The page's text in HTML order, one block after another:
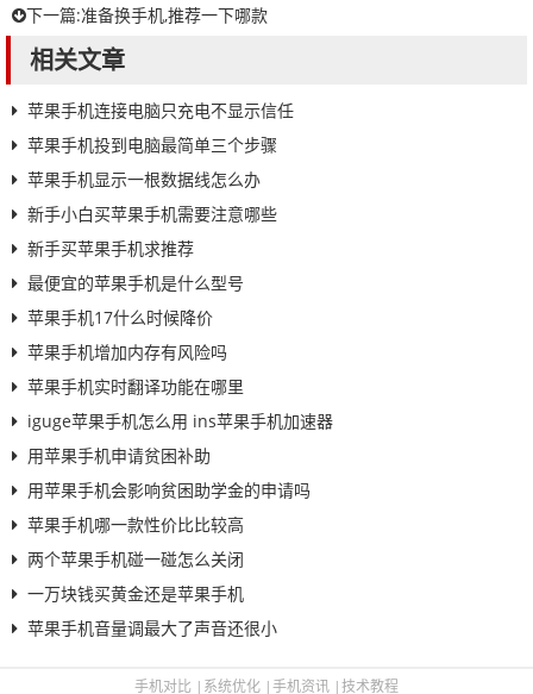
下一篇:准备换手机,推荐一下哪款
相关文章
苹果手机连接电脑只充电不显示信任
苹果手机投到电脑最简单三个步骤
苹果手机显示一根数据线怎么办
新手小白买苹果手机需要注意哪些
新手买苹果手机求推荐
最便宜的苹果手机是什么型号
苹果手机17什么时候降价
苹果手机增加内存有风险吗
苹果手机实时翻译功能在哪里
iguge苹果手机怎么用 ins苹果手机加速器
用苹果手机申请贫困补助
用苹果手机会影响贫困助学金的申请吗
苹果手机哪一款性价比比较高
两个苹果手机碰一碰怎么关闭
一万块钱买黄金还是苹果手机
苹果手机音量调最大了声音还很小
手机对比 | 系统优化 |手机资讯 |技术教程